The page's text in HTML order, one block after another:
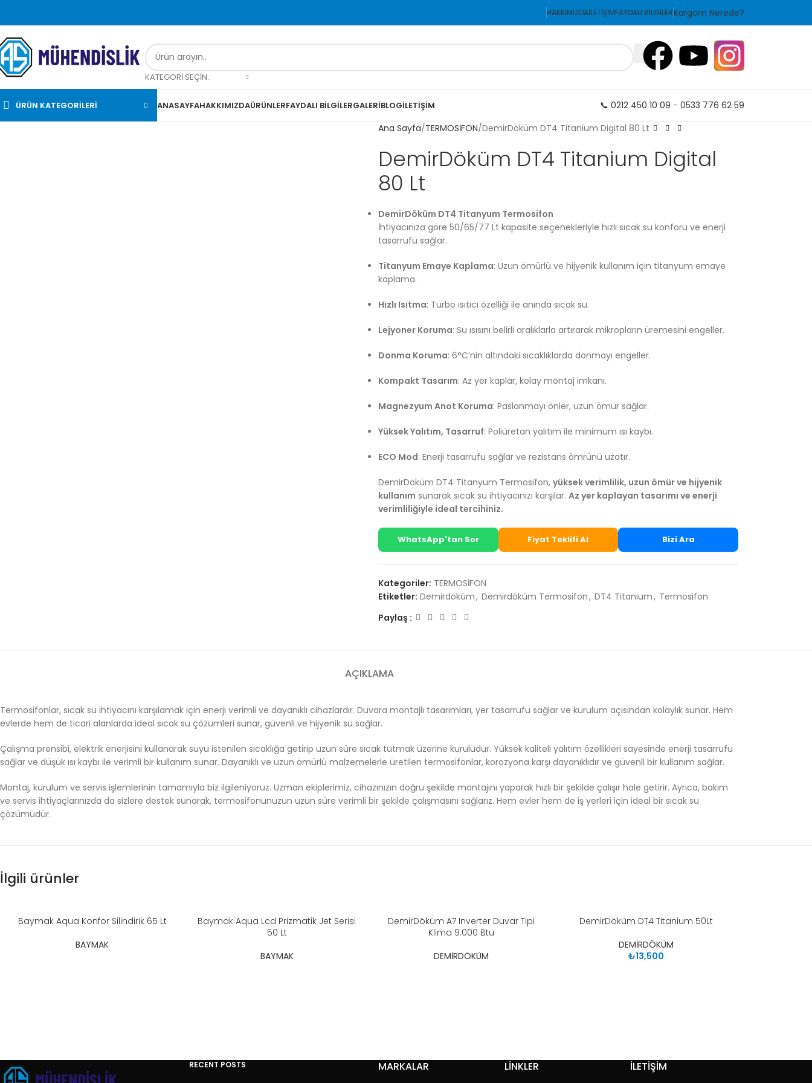
HAKKIMIZDAİLETİŞİMFAYDALI BİLGİLERKargom Nerede?
KATEGORI SEÇIN..
ÜRÜN KATEGORİLERİ ANASAYFAHAKKIMIZDAÜRÜNLERFAYDALI BILGILERGALERIBLOGİLETIŞIM 📞 0212 450 10 09 - 0533 776 62 59
Ana Sayfa TERMOSİFON DemirDöküm DT4 Titanium Digital 80 Lt
DemirDöküm DT4 Titanium Digital
80 Lt
DemirDöküm DT4 Titanyum Termosifon
İhtiyacınıza göre 50/65/77 Lt kapasite seçenekleriyle hızlı sıcak su konforu ve enerji
tasarrufu sağlar.
Titanyum Emaye Kaplama: Uzun ömürlü ve hijyenik kullanım için titanyum emaye
kaplama.
Hızlı Isıtma: Turbo ısıtıcı özelliği ile anında sıcak su.
Lejyoner Koruma: Su ısısını belirli aralıklarla artırarak mikropların üremesini engeller.
Donma Koruma: 6°C’nin altındaki sıcaklıklarda donmayı engeller.
Kompakt Tasarım: Az yer kaplar, kolay montaj imkanı.
Magnezyum Anot Koruma: Paslanmayı önler, uzun ömür sağlar.
Yüksek Yalıtım, Tasarruf: Poliüretan yalıtım ile minimum ısı kaybı.
ECO Mod: Enerji tasarrufu sağlar ve rezistans ömrünü uzatır.
DemirDöküm DT4 Titanyum Termosifon, yüksek verimlilik, uzun ömür ve hijyenik
kullanım sunarak sıcak su ihtiyacınızı karşılar. Az yer kaplayan tasarımı ve enerji
verimliliğiyle ideal tercihiniz.
WhatsApp'tan Sor Fiyat Teklifi Al Bizi Ara
Kategoriler: TERMOSİFON
Etiketler: Demirdöküm, Demirdöküm Termosifon, DT4 Titanium, Termosifon
Paylaş :
AÇIKLAMA
Termosifonlar, sıcak su ihtiyacını karşılamak için enerji verimli ve dayanıklı cihazlardır. Duvara montajlı tasarımları, yer tasarrufu sağlar ve kurulum açısından kolaylık sunar. Hem
evlerde hem de ticari alanlarda ideal sıcak su çözümleri sunar, güvenli ve hijyenik su sağlar.
Çalışma prensibi, elektrik enerjisini kullanarak suyu istenilen sıcaklığa getirip uzun süre sıcak tutmak üzerine kuruludur. Yüksek kaliteli yalıtım özellikleri sayesinde enerji tasarrufu
sağlar ve düşük ısı kaybı ile verimli bir kullanım sunar. Dayanıklı ve uzun ömürlü malzemelerle üretilen termosifonlar, korozyona karşı dayanıklıdır ve güvenli bir kullanım sağlar.
Montaj, kurulum ve servis işlemlerinin tamamıyla biz ilgileniyoruz. Uzman ekiplerimiz, cihazınızın doğru şekilde montajını yaparak hızlı bir şekilde çalışır hale getirir. Ayrıca, bakım
ve servis ihtiyaçlarınızda da sizlere destek sunarak, termosifonunuzun uzun süre verimli bir şekilde çalışmasını sağlarız. Hem evler hem de iş yerleri için ideal bir sıcak su
çözümüdür.
İlgili ürünler
Baymak Aqua Konfor Silindirik 65 Lt
BAYMAK
Baymak Aqua Lcd Prizmatik Jet Serisi
50 Lt
BAYMAK
DemirDöküm A7 Inverter Duvar Tipi
Klima 9.000 Btu
DEMİRDÖKÜM
DemirDöküm DT4 Titanium 50Lt
DEMİRDÖKÜM
₺13,500
RECENT POSTS MARKALAR LİNKLER İLETİŞİM